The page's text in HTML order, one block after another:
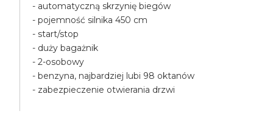
- automatyczną skrzynię biegów
- pojemność silnika 450 cm
- start/stop
- duży bagażnik
- 2-osobowy
- benzyna, najbardziej lubi 98 oktanów
- zabezpieczenie otwierania drzwi